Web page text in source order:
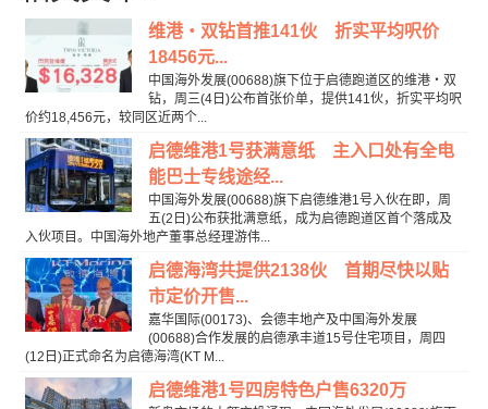
维港‧双钻首推141伙 折实平均呎价
18456元...
中国海外发展(00688)旗下位于启德跑道区的维港‧双
钻，周三(4日)公布首张价单，提供141伙，折实平均呎
价约18,456元，较同区近两个...
启德维港1号获满意纸 主入口处有全电
能巴士专线途经...
中国海外发展(00688)旗下启德维港1号入伙在即，周
五(2日)公布获批满意纸，成为启德跑道区首个落成及
入伙项目。中国海外地产董事总经理游伟...
启德海湾共提供2138伙 首期尽快以贴
市定价开售...
嘉华国际(00173)、会德丰地产及中国海外发展
(00688)合作发展的启德承丰道15号住宅项目，周四
(12日)正式命名为启德海湾(KT M...
启德维港1号四房特色户售6320万